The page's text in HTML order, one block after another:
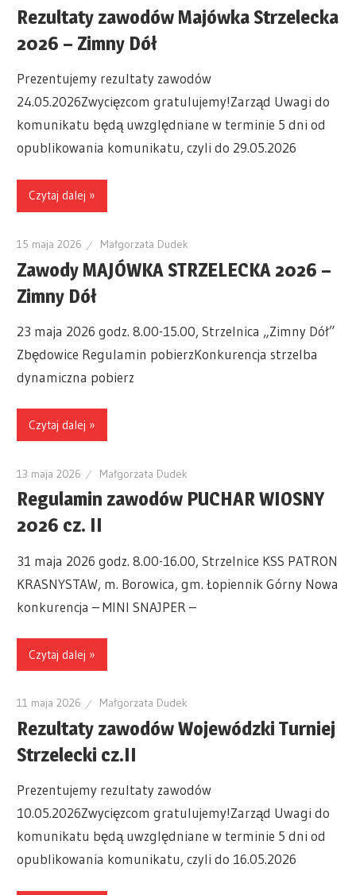
Rezultaty zawodów Majówka Strzelecka
2026 – Zimny Dół
Prezentujemy rezultaty zawodów
24.05.2026Zwycięzcom gratulujemy!Zarząd Uwagi do
komunikatu będą uwzględniane w terminie 5 dni od
opublikowania komunikatu, czyli do 29.05.2026
Czytaj dalej »
15 maja 2026 Małgorzata Dudek
Zawody MAJÓWKA STRZELECKA 2026 –
Zimny Dół
23 maja 2026 godz. 8.00-15.00, Strzelnica „Zimny Dół”
Zbędowice Regulamin pobierzKonkurencja strzelba
dynamiczna pobierz
Czytaj dalej »
13 maja 2026 Małgorzata Dudek
Regulamin zawodów PUCHAR WIOSNY
2026 cz. II
31 maja 2026 godz. 8.00-16.00, Strzelnice KSS PATRON
KRASNYSTAW, m. Borowica, gm. Łopiennik Górny Nowa
konkurencja – MINI SNAJPER –
Czytaj dalej »
11 maja 2026 Małgorzata Dudek
Rezultaty zawodów Wojewódzki Turniej
Strzelecki cz.II
Prezentujemy rezultaty zawodów
10.05.2026Zwycięzcom gratulujemy!Zarząd Uwagi do
komunikatu będą uwzględniane w terminie 5 dni od
opublikowania komunikatu, czyli do 16.05.2026